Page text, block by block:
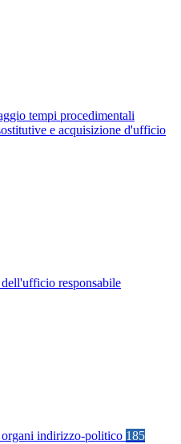
tempi procedimentali
e acquisizione d'ufficio
responsabile
indirizzo-politico 185